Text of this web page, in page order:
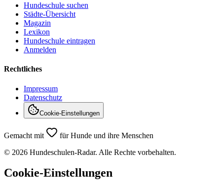
Hundeschule suchen
Städte-Übersicht
Magazin
Lexikon
Hundeschule eintragen
Anmelden
Rechtliches
Impressum
Datenschutz
Cookie-Einstellungen
Gemacht mit
für Hunde und ihre Menschen
© 2026 Hundeschulen-Radar. Alle Rechte vorbehalten.
Cookie-Einstellungen